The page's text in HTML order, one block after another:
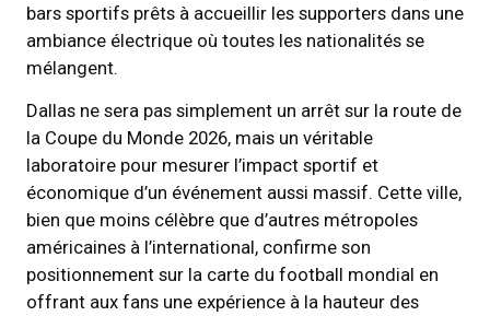
bars sportifs prêts à accueillir les supporters dans une
ambiance électrique où toutes les nationalités se
mélangent.
Dallas ne sera pas simplement un arrêt sur la route de
la Coupe du Monde 2026, mais un véritable
laboratoire pour mesurer l’impact sportif et
économique d’un événement aussi massif. Cette ville,
bien que moins célèbre que d’autres métropoles
américaines à l’international, confirme son
positionnement sur la carte du football mondial en
offrant aux fans une expérience à la hauteur des